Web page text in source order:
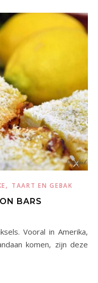
, TAART EN GEBAK
BARS
komen, zijn deze